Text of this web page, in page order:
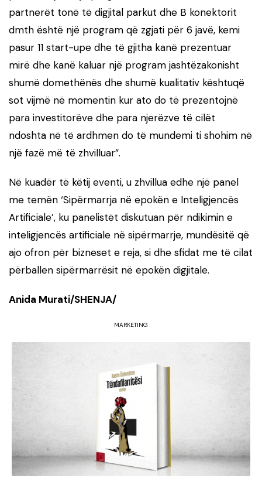
partnerët tonë të digjital parkut dhe B konektorit
dmth është një program që zgjati për 6 javë, kemi
pasur 11 start-upe dhe të gjitha kanë prezentuar
mirë dhe kanë kaluar një program jashtëzakonisht
shumë domethënës dhe shumë kualitativ kështuqë
sot vijmë në momentin kur ato do të prezentojnë
para investitorëve dhe para njerëzve të cilët
ndoshta në të ardhmen do të mundemi ti shohim në
një fazë më të zhvilluar”.
Në kuadër të këtij eventi, u zhvillua edhe një panel
me temën ‘Sipërmarrja në epokën e Inteligjencës
Artificiale’, ku panelistët diskutuan për ndikimin e
inteligjencës artificiale në sipërmarrje, mundësitë që
ajo ofron për bizneset e reja, si dhe sfidat me të cilat
përballen sipërmarrësit në epokën digjitale.
Anida Murati/SHENJA/
MARKETING